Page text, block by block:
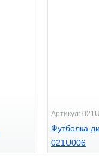
Артикул:
Футболка
021U006